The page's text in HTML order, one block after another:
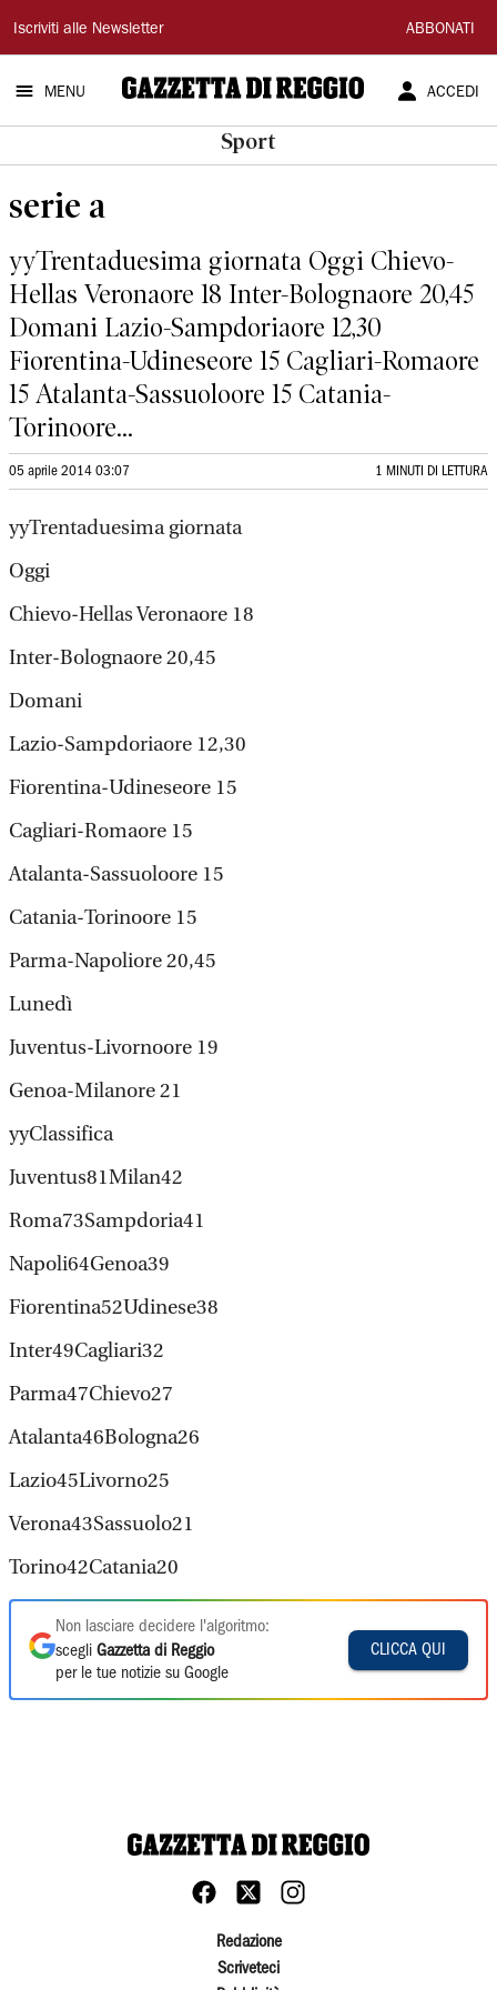
Gazzetta
di
Reggio
Iscriviti alle Newsletter ABBONATI
MENU ACCEDI
Sport
serie a
yyTrentaduesima giornata Oggi Chievo-
Hellas Veronaore 18 Inter-Bolognaore 20,45
Domani Lazio-Sampdoriaore 12,30
Fiorentina-Udineseore 15 Cagliari-Romaore
15 Atalanta-Sassuoloore 15 Catania-
Torinoore...
05 aprile 2014 03:07 1 MINUTI DI LETTURA
yyTrentaduesima giornata
Oggi
Chievo-Hellas Veronaore 18
Inter-Bolognaore 20,45
Domani
Lazio-Sampdoriaore 12,30
Fiorentina-Udineseore 15
Cagliari-Romaore 15
Atalanta-Sassuoloore 15
Catania-Torinoore 15
Parma-Napoliore 20,45
Lunedì
Juventus-Livornoore 19
Genoa-Milanore 21
yyClassifica
Juventus81Milan42
Roma73Sampdoria41
Napoli64Genoa39
Fiorentina52Udinese38
Inter49Cagliari32
Parma47Chievo27
Atalanta46Bologna26
Lazio45Livorno25
Verona43Sassuolo21
Torino42Catania20
Non lasciare decidere l'algoritmo:
scegli Gazzetta di Reggio
per le tue notizie su Google
CLICCA QUI
Redazione
Scriveteci